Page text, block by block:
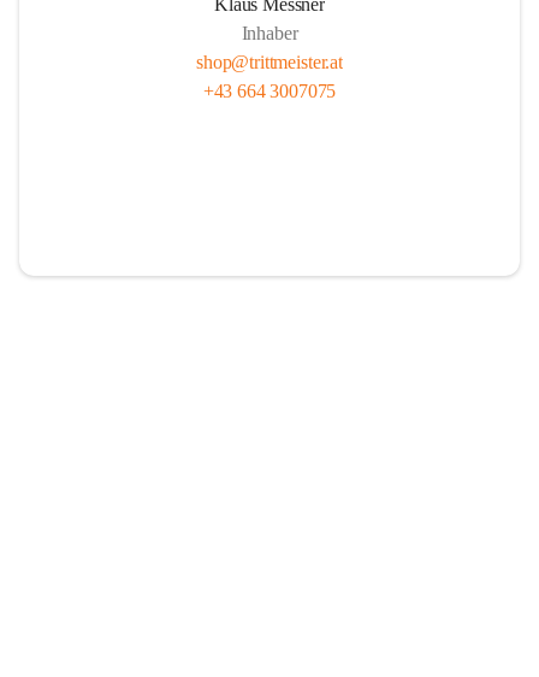
Klaus Messner
Inhaber
shop@trittmeister.at
+43 664 3007075